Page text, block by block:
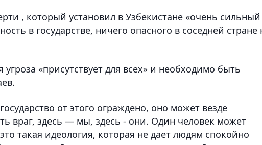
, который установил в Узбекистане «очень сильный
в государстве, ничего опасного в соседней стране
«присутствует для всех» и необходимо быть
от этого ограждено, оно может везде
враг, здесь — мы, здесь - они. Один человек может
такая идеология, которая не дает людям спокойно